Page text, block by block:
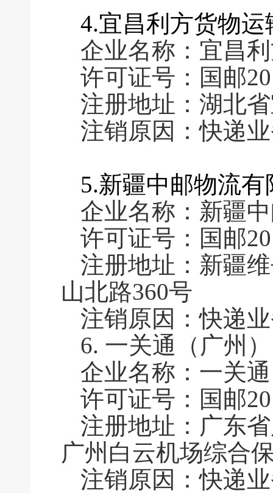
4.宜昌利方货物
企业名称：宜昌
许可证号：国邮
注册地址：湖北
注销原因：快递
5.新疆中邮物流
企业名称：新疆
许可证号：国邮
注册地址：新疆
山北路360号
注销原因：快递
6. 一关通（广州
企业名称：一关
许可证号：国邮
注册地址：广东
广州白云机场综合
注销原因：快递